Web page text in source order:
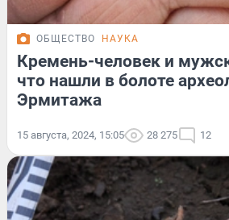
ОБЩЕСТВО НАУКА
Кремень-человек и
что нашли в болоте
Эрмитажа
15 августа, 2024, 15:05 28 275 12